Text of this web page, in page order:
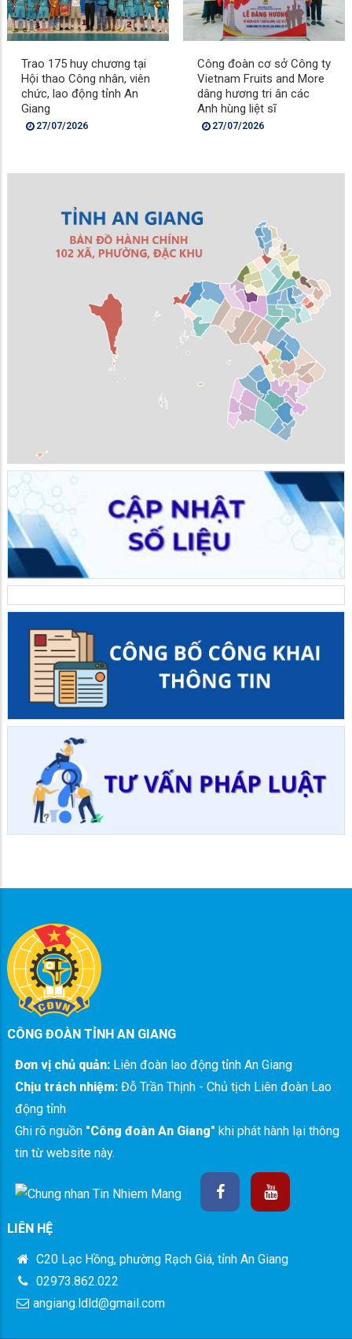
Trao 175 huy chương tại
Hội thao Công nhân, viên
chức, lao động tỉnh An
Giang
27/07/2026
Công đoàn cơ sở Công ty
Vietnam Fruits and More
dâng hương tri ân các
Anh hùng liệt sĩ
27/07/2026
CÔNG ĐOÀN TỈNH AN GIANG
Đơn vị chủ quản: Liên đoàn lao động tỉnh An Giang
Chịu trách nhiệm: Đỗ Trần Thịnh - Chủ tịch Liên đoàn Lao
động tỉnh
Ghi rõ nguồn "Công đoàn An Giang" khi phát hành lại thông
tin từ website này.
LIÊN HỆ
C20 Lạc Hồng, phường Rạch Giá, tỉnh An Giang
02973.862.022
angiang.ldld@gmail.com